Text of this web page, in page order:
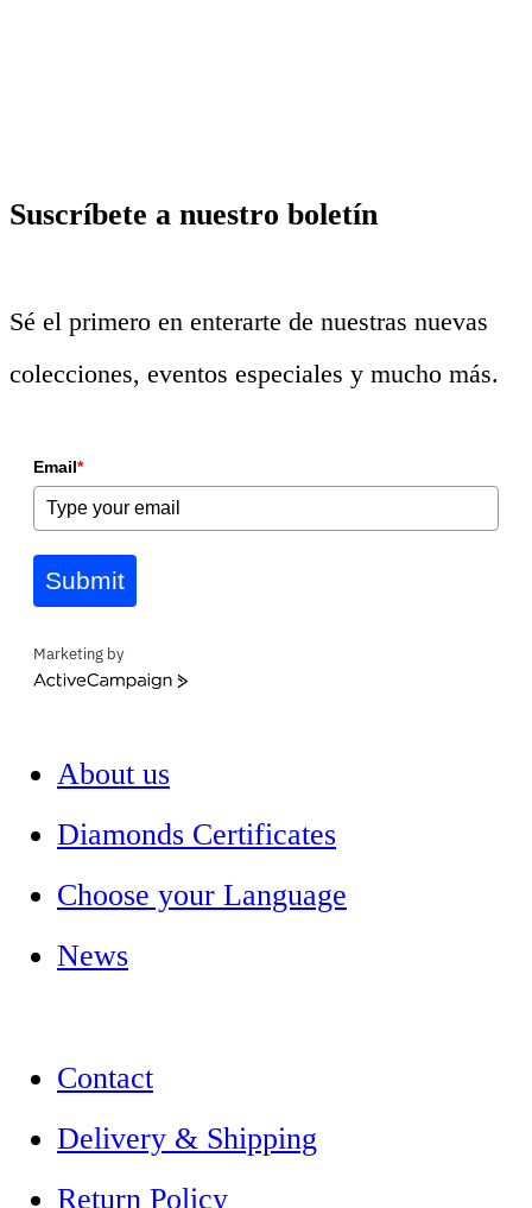
Suscríbete a nuestro boletín
Sé el primero en enterarte de nuestras nuevas
colecciones, eventos especiales y mucho más.
Email*
Submit
Marketing by
ActiveCampaign
About us
Diamonds Certificates
Choose your Language
News
Contact
Delivery & Shipping
Return Policy